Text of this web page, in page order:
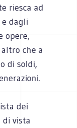
riesca ad
dagli
opere,
che a
di soldi,
dei
vista